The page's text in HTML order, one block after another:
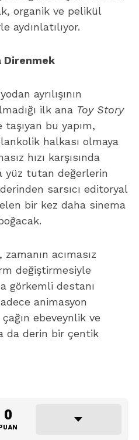
organik ve pelikül
aydınlatılıyor.
Direnmek
ayrılışının
ilk ana Toy Story
bu yapım,
halkası olmaya
hızı karşısında
yüz tutan değerlerin
sarsıcı editoryal
bir kez daha sinema
acımasız
değiştirmesiyle
görkemli destanı
animasyon
ebeveynlik ve
da derin bir çentik
0